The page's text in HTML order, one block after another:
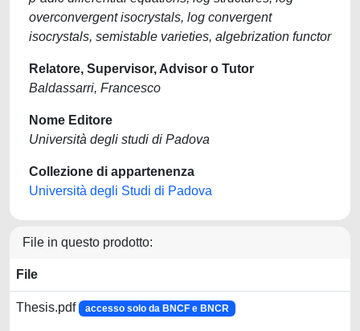
overconvergent isocrystals, log convergent
isocrystals, semistable varieties, algebrization functor
Relatore, Supervisor, Advisor o Tutor
Baldassarri, Francesco
Nome Editore
Università degli studi di Padova
Collezione di appartenenza
Università degli Studi di Padova
File in questo prodotto:
File
Thesis.pdf accesso solo da BNCF e BNCR